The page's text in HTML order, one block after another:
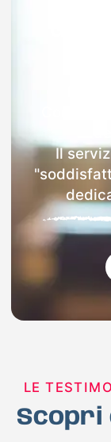
Il
LE
Scopri